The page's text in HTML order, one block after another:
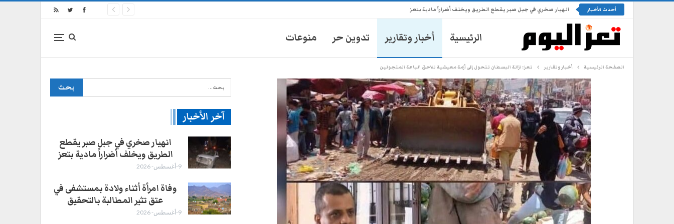
أحدث الأخبار انهيار صخري في جبل صبر يقطع الطريق ويخلف أضراراً مادية بتعز
الرئيسية أخبار وتقارير تدوين حر منوعات
الصفحة الرئيسية أخبار وتقارير تعز: ازالة البسطان تتحول إلى أزمة معيشية تلاحق الباعة المتجولين ​
آخر الأخبار
انعدام تام للغاز في عدن لليوم
السابع وتوقف مفاجئ لحركة…
1-أغسطس- 2026
تعز: احتجاز شيخاً ثمانينياً بناءً على
شكوى من مطلوب أمني
30-يوليو- 2026
انهيار صخري في جبل صبر يقطع
الطريق ويخلف أضراراً مادية بتعز
9-أغسطس- 2026
وفاة امرأة أثناء ولادة بمستشفى في
عتق تثير المطالبة بالتحقيق
9-أغسطس- 2026